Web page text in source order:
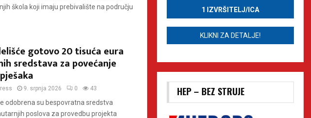
škola koji imaju prebivalište na području
gotovo 20 tisuća eura
sredstava za povećanje
9. srpnja 2026 0 43
odobrena su bespovratna sredstva
poslova za provedbu projekta
1 IZVRŠITELJ/ICA
KLIKNI ZA DETALJE!
HEP – BEZ STRUJE